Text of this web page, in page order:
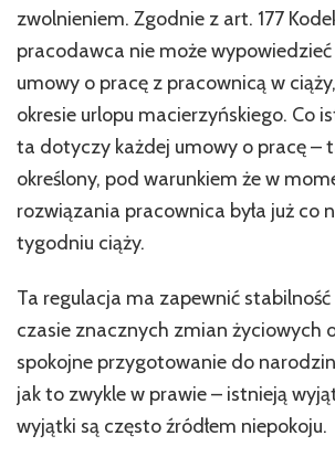
zwolnieniem. Zgodnie z art. 177
pracodawca nie może
umowy o pracę z pracownicą w
okresie urlopu macierzyńskiego. Co
ta dotyczy każdej umowy o pracę –
określony, pod warunkiem że w
rozwiązania pracownica była już co
tygodniu ciąży.
Ta regulacja ma zapewnić
czasie znacznych zmian życiowych
spokojne przygotowanie do
jak to zwykle w prawie – istnieją
wyjątki są często źródłem niepokoju.